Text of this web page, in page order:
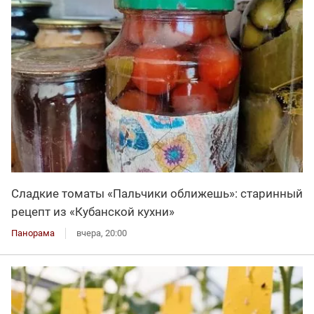
Сладкие томаты «Пальчики оближешь»: старинный
рецепт из «Кубанской кухни»
Панорама вчера, 20:00